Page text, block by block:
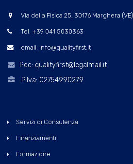
Via della Fisica 25, 30176 Marghera (VE)
Tel. +39 041 5030363
email: info@qualityfirst.it
Pec: qualityfirst@legalmail.it
P.Iva: 02754990279
Servizi di Consulenza
Finanziamenti
Formazione